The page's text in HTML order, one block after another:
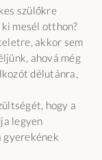
szülőkre
mesél otthon?
akkor sem
ahová még
délutánra,
hogy a
legyen
gyerekének